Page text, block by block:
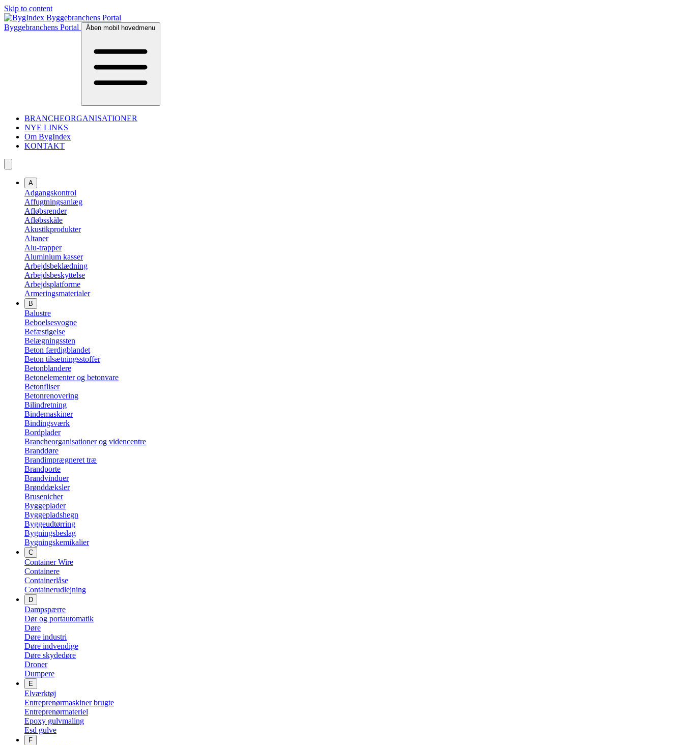
Skip to content
Byggebranchens Portal Åben mobil hovedmenu
BRANCHEORGANISATIONER
NYE LINKS
Om BygIndex
KONTAKT
A
Adgangskontrol
Affugtningsanlæg
Afløbsrender
Afløbsskåle
Akustikprodukter
Altaner
Alu-trapper
Aluminium kasser
Arbejdsbeklædning
Arbejdsbeskyttelse
Arbejdsplatforme
Armeringsmaterialer
B
Balustre
Beboelsesvogne
Befæstigelse
Belægningssten
Beton færdigblandet
Beton tilsætningsstoffer
Betonblandere
Betonelementer og betonvare
Betonfliser
Betonrenovering
Bilindretning
Bindemaskiner
Bindingsværk
Bordplader
Brancheorganisationer og videncentre
Branddøre
Brandimprægneret træ
Brandporte
Brandvinduer
Brønddæksler
Brusenicher
Byggeplader
Byggepladshegn
Byggeudtørring
Bygningsbeslag
Bygningskemikalier
C
Container Wire
Containere
Containerlåse
Containerudlejning
D
Dampspærre
Dør og portautomatik
Døre
Døre industri
Døre indvendige
Døre skydedøre
Droner
Dumpere
E
Elværktøj
Entreprenørmaskiner brugte
Entreprenørmateriel
Epoxy gulvmaling
Esd gulve
F